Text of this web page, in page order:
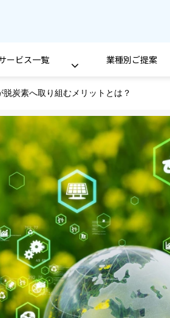
ービス一覧 業種別ご提案
脱炭素へ取り組むメリットとは？